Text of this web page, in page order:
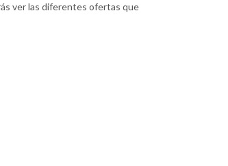
ver las diferentes ofertas que